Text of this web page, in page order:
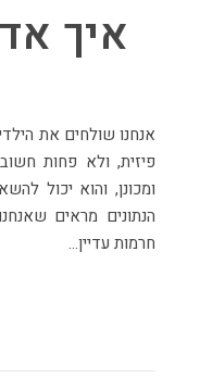
איך
אנחנו שולחים את הילדים שלנו לבית הספר, ולפני הכל דואגים שהם יהיו בטוחים
פיזית, ולא פחות
ומכונן, והוא יכול
הנתונים מראים
חרמות עדיין…